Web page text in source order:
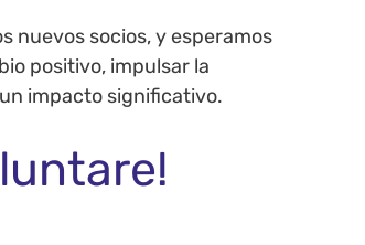
nuevos socios, y esperamos
positivo, impulsar la
impacto significativo.